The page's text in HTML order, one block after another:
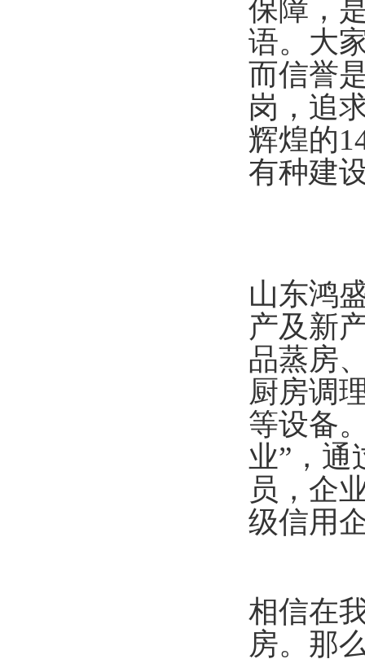
保障，
语。大
而信誉
岗，追
辉煌的
有种建
山东鸿
产及新
品蒸房
厨房调
等设备
业”，通
员，企
级信用
相信在
房。那